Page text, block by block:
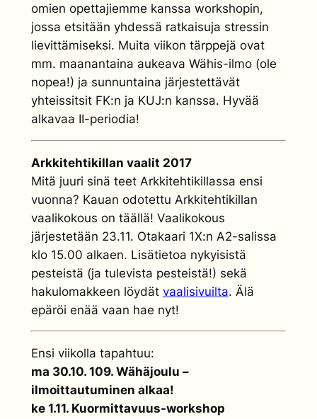
omien opettajiemme kanssa workshopin,
jossa etsitään yhdessä ratkaisuja stressin
lievittämiseksi. Muita viikon tärppejä ovat
mm. maanantaina aukeava Wähis-ilmo (ole
nopea!) ja sunnuntaina järjestettävät
yhteissitsit FK:n ja KUJ:n kanssa. Hyvää
alkavaa II-periodia!
Arkkitehtikillan vaalit 2017
Mitä juuri sinä teet Arkkitehtikillassa ensi
vuonna? Kauan odotettu Arkkitehtikillan
vaalikokous on täällä! Vaalikokous
järjestetään 23.11. Otakaari 1X:n A2-salissa
klo 15.00 alkaen. Lisätietoa nykyisistä
pesteistä (ja tulevista pesteistä!) sekä
hakulomakkeen löydät vaalisivuilta. Älä
epäröi enää vaan hae nyt!
Ensi viikolla tapahtuu:
ma 30.10. 109. Wähäjoulu –
ilmoittautuminen alkaa!
ke 1.11. Kuormittavuus-workshop